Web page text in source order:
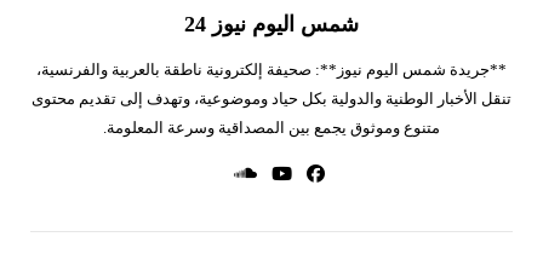
شمس اليوم نيوز 24
**جريدة شمس اليوم نيوز**: صحيفة إلكترونية ناطقة بالعربية والفرنسية،
تنقل الأخبار الوطنية والدولية بكل حياد وموضوعية، وتهدف إلى تقديم محتوى
متنوع وموثوق يجمع بين المصداقية وسرعة المعلومة.